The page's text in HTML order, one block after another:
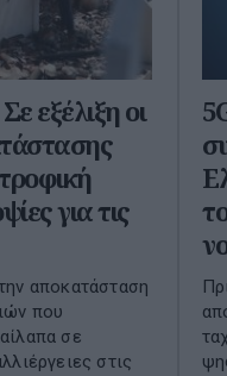
εξέλιξη οι
για τις
αποκατάσταση
που
σε
στις